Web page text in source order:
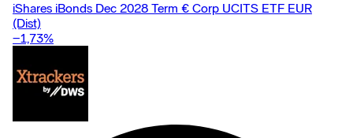
iShares iBonds Dec 2028 Term € Corp UCITS ETF EUR
(Dist)
−1,73%